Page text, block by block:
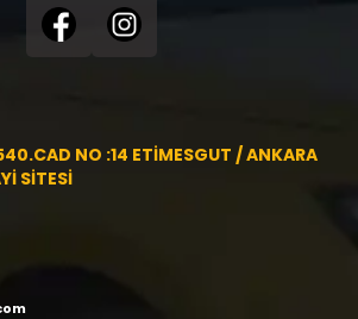
NO :14 ETİMESGUT / ANKARA
SİTESİ